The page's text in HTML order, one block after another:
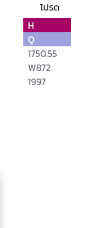
โปรด
H
Q
1750.55
W872
1997